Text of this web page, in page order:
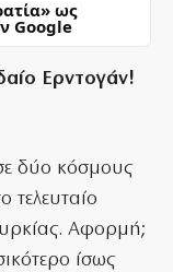
ως
Google
Ερντογάν!
δύο κόσμους
τελευταίο
Αφορμή;
ίσως